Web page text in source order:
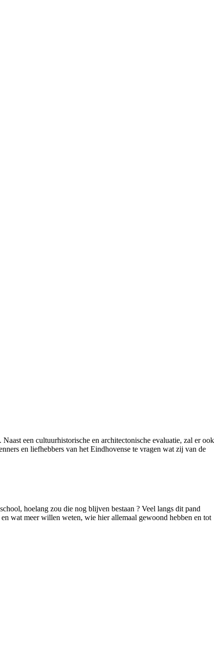
een cultuurhistorische en architectonische evaluatie, zal er ook
en liefhebbers van het Eindhovense te vragen wat zij van de
hoelang zou die nog blijven bestaan ? Veel langs dit pand
wat meer willen weten, wie hier allemaal gewoond hebben en tot